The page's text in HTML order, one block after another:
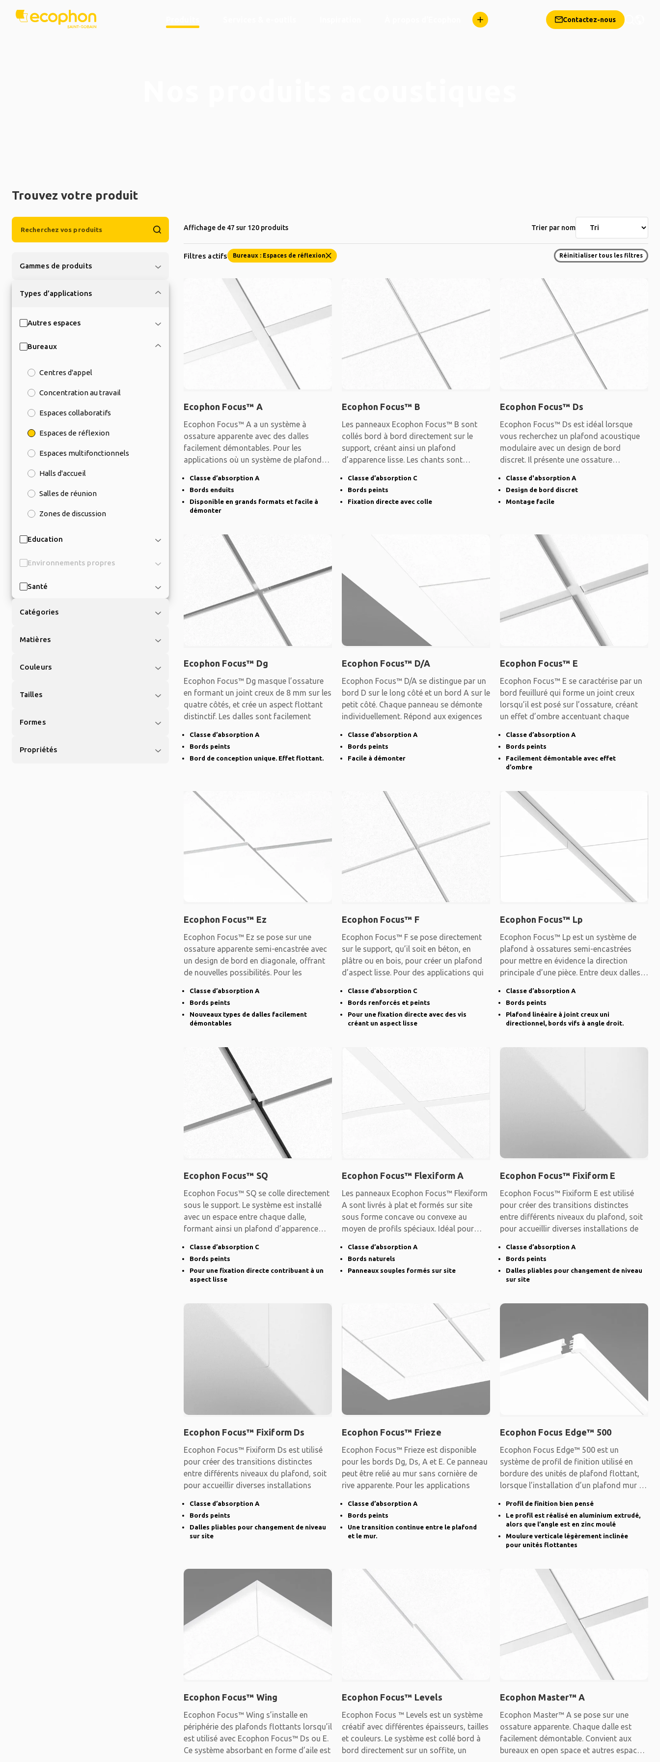
Contactez-nous
Trouvez votre produit
Gammes de produits
Types d’applications
Autres espaces
Bureaux
Centres d'appel
Concentration au travail
Espaces collaboratifs
Espaces de réflexion
Espaces multifonctionnels
Halls d'accueil
Salles de réunion
Zones de discussion
Education
Environnements propres
Santé
Catégories
Matières
Couleurs
Tailles
Formes
Propriétés
Affichage de 47 sur 120 produits Trier par nom
Filtres actifs Bureaux : Espaces de réflexion Réinitialiser tous les filtres
Ecophon Focus™ A
Ecophon Focus™ A a un système à
ossature apparente avec des dalles
facilement démontables. Pour les
applications où un système de plafond
Classe d’absorption A
Bords enduits
Disponible en grands formats et facile à
démonter
Ecophon Focus™ B
Les panneaux Ecophon Focus™ B sont
collés bord à bord directement sur le
support, créant ainsi un plafond
d’apparence lisse. Les chants sont
Classe d’absorption C
Bords peints
Fixation directe avec colle
Ecophon Focus™ Ds
Ecophon Focus™ Ds est idéal lorsque
vous recherchez un plafond acoustique
modulaire avec un design de bord
discret. Il présente une ossature
Classe d'absorption A
Design de bord discret
Montage facile
Ecophon Focus™ Dg
Ecophon Focus™ Dg masque l’ossature
en formant un joint creux de 8 mm sur les
quatre côtés, et crée un aspect flottant
distinctif. Les dalles sont facilement
Classe d’absorption A
Bords peints
Bord de conception unique. Effet flottant.
Ecophon Focus™ D/A
Ecophon Focus™ D/A se distingue par un
bord D sur le long côté et un bord A sur le
petit côté. Chaque panneau se démonte
individuellement. Répond aux exigences
Classe d’absorption A
Bords peints
Facile à démonter
Ecophon Focus™ E
Ecophon Focus™ E se caractérise par un
bord feuilluré qui forme un joint creux
lorsqu’il est posé sur l’ossature, créant
un effet d’ombre accentuant chaque
Classe d’absorption A
Bords peints
Facilement démontable avec effet
d’ombre
Ecophon Focus™ Ez
Ecophon Focus™ Ez se pose sur une
ossature apparente semi-encastrée avec
un design de bord en diagonale, offrant
de nouvelles possibilités. Pour les
Classe d’absorption A
Bords peints
Nouveaux types de dalles facilement
démontables
Ecophon Focus™ F
Ecophon Focus™ F se pose directement
sur le support, qu’il soit en béton, en
plâtre ou en bois, pour créer un plafond
d’aspect lisse. Pour des applications qui
Classe d’absorption C
Bords renforcés et peints
Pour une fixation directe avec des vis
créant un aspect lisse
Ecophon Focus™ Lp
Ecophon Focus™ Lp est un système de
plafond à ossatures semi-encastrées
pour mettre en évidence la direction
principale d’une pièce. Entre deux dalles,
Classe d’absorption A
Bords peints
Plafond linéaire à joint creux uni
directionnel, bords vifs à angle droit.
Ecophon Focus™ SQ
Ecophon Focus™ SQ se colle directement
sous le support. Le système est installé
avec un espace entre chaque dalle,
formant ainsi un plafond d’apparence
Classe d’absorption C
Bords peints
Pour une fixation directe contribuant à un
aspect lisse
Ecophon Focus™ Flexiform A
Les panneaux Ecophon Focus™ Flexiform
A sont livrés à plat et formés sur site
sous forme concave ou convexe au
moyen de profils spéciaux. Idéal pour
Classe d’absorption A
Bords naturels
Panneaux souples formés sur site
Ecophon Focus™ Fixiform E
Ecophon Focus™ Fixiform E est utilisé
pour créer des transitions distinctes
entre différents niveaux du plafond, soit
pour accueillir diverses installations de
Classe d’absorption A
Bords peints
Dalles pliables pour changement de niveau
sur site
Ecophon Focus™ Fixiform Ds
Ecophon Focus™ Fixiform Ds est utilisé
pour créer des transitions distinctes
entre différents niveaux du plafond, soit
pour accueillir diverses installations
Classe d’absorption A
Bords peints
Dalles pliables pour changement de niveau
sur site
Ecophon Focus™ Frieze
Ecophon Focus™ Frieze est disponible
pour les bords Dg, Ds, A et E. Ce panneau
peut être relié au mur sans cornière de
rive apparente. Pour les applications
Classe d’absorption A
Bords peints
Une transition continue entre le plafond
et le mur.
Ecophon Focus Edge™ 500
Ecophon Focus Edge™ 500 est un
système de profil de finition utilisé en
bordure des unités de plafond flottant,
lorsque l’installation d’un plafond mur à
Profil de finition bien pensé
Le profil est réalisé en aluminium extrudé,
alors que l’angle est en zinc moulé
Moulure verticale légèrement inclinée
pour unités flottantes
Ecophon Focus™ Wing
Ecophon Focus™ Wing s’installe en
périphérie des plafonds flottants lorsqu’il
est utilisé avec Ecophon Focus™ Ds ou E.
Ce système absorbant en forme d’aile est
Ecophon Focus™ Levels
Ecophon Focus ™ Levels est un système
créatif avec différentes épaisseurs, tailles
et couleurs. Le système est collé bord à
bord directement sur un soffite, un
Ecophon Master™ A
Ecophon Master™ A se pose sur une
ossature apparente. Chaque dalle est
facilement démontable. Convient aux
bureaux en open space et autres espaces